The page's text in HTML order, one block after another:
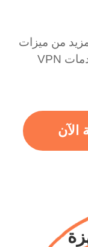
من ميزات
VPN عبر الإنترنت. أو ابقَ مع خدمات VPN